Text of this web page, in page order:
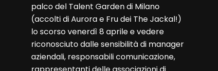
palco del Talent Garden di Milano
(accolti di Aurora e Fru dei The Jackal!)
lo scorso venerdì 8 aprile e vedere
riconosciuto dalle sensibilità di manager
aziendali, responsabili comunicazione,